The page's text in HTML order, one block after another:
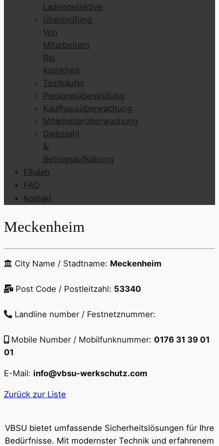
Ladendetektive
Überprüfung
Von
Mitarbeitern
Bei
Krankheit
Testkäufer
Personalüberprüfung
Kaufhausüberwachung
Mitarbeiterüberwachung
Diebstahl
&
Betrugsaufklärung
Filialen
FAQ
Kontakt
Meckenheim
City Name / Stadtname: Meckenheim
Post Code / Postleitzahl: 53340
Landline number / Festnetznummer:
Mobile Number / Mobilfunknummer: 0176 31 39 01
01
E-Mail: info@vbsu-werkschutz.com
Zurück zur Liste
VBSU bietet umfassende Sicherheitslösungen für Ihre
Bedürfnisse. Mit modernster Technik und erfahrenem